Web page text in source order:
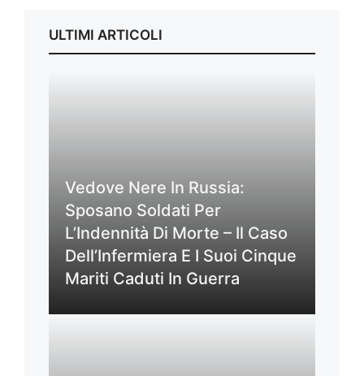
ULTIMI ARTICOLI
Vedove Nere In Russia:
Sposano Soldati Per
L’Indennità Di Morte – Il Caso
Dell’Infermiera E I Suoi Cinque
Mariti Caduti In Guerra